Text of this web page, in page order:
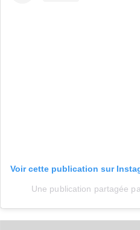
Voir cette publication sur
Une publication partagée